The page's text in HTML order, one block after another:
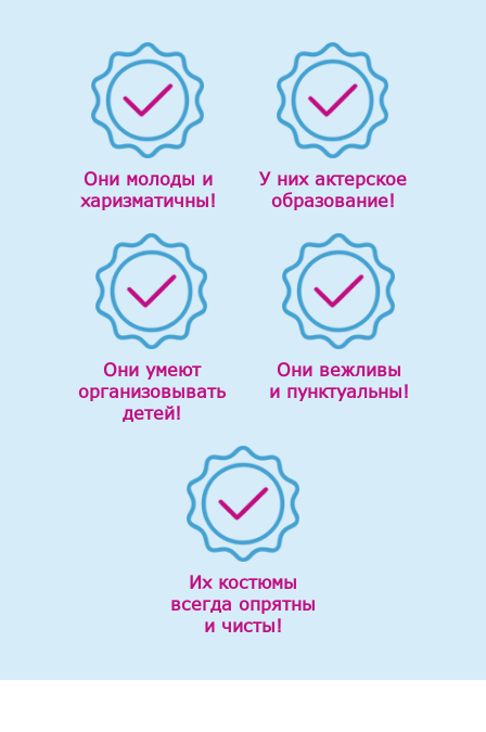
Они молоды и
харизматичны!
У них актерское
образование!
Они умеют
организовывать
детей!
Они вежливы
и пунктуальны!
Их костюмы
всегда опрятны
и чисты!